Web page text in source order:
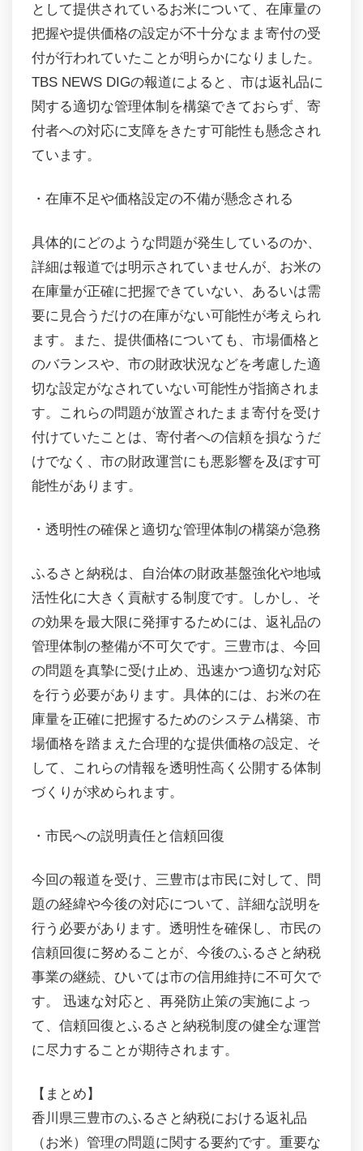
として提供されているお米について、在庫量の
把握や提供価格の設定が不十分なまま寄付の受
付が行われていたことが明らかになりました。
TBS NEWS DIGの報道によると、市は返礼品に
関する適切な管理体制を構築できておらず、寄
付者への対応に支障をきたす可能性も懸念され
ています。
・在庫不足や価格設定の不備が懸念される
具体的にどのような問題が発生しているのか、
詳細は報道では明示されていませんが、お米の
在庫量が正確に把握できていない、あるいは需
要に見合うだけの在庫がない可能性が考えられ
ます。また、提供価格についても、市場価格と
のバランスや、市の財政状況などを考慮した適
切な設定がなされていない可能性が指摘されま
す。これらの問題が放置されたまま寄付を受け
付けていたことは、寄付者への信頼を損なうだ
けでなく、市の財政運営にも悪影響を及ぼす可
能性があります。
・透明性の確保と適切な管理体制の構築が急務
ふるさと納税は、自治体の財政基盤強化や地域
活性化に大きく貢献する制度です。しかし、そ
の効果を最大限に発揮するためには、返礼品の
管理体制の整備が不可欠です。三豊市は、今回
の問題を真摯に受け止め、迅速かつ適切な対応
を行う必要があります。具体的には、お米の在
庫量を正確に把握するためのシステム構築、市
場価格を踏まえた合理的な提供価格の設定、そ
して、これらの情報を透明性高く公開する体制
づくりが求められます。
・市民への説明責任と信頼回復
今回の報道を受け、三豊市は市民に対して、問
題の経緯や今後の対応について、詳細な説明を
行う必要があります。透明性を確保し、市民の
信頼回復に努めることが、今後のふるさと納税
事業の継続、ひいては市の信用維持に不可欠で
す。 迅速な対応と、再発防止策の実施によっ
て、信頼回復とふるさと納税制度の健全な運営
に尽力することが期待されます。
【まとめ】
香川県三豊市のふるさと納税における返礼品
（お米）管理の問題に関する要約です。重要な